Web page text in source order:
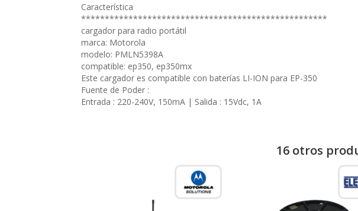
Característica
****************************************************
cargador para radio portátil
marca: Motorola
modelo: PMLN5398A
compatible: ep350, ep350mx
Este cargador es compatible con baterías LI-ION para EP-350
Fuente de Poder :
Entrada : 220-240V, 150mA | Salida : 15Vdc, 1A
16 otros